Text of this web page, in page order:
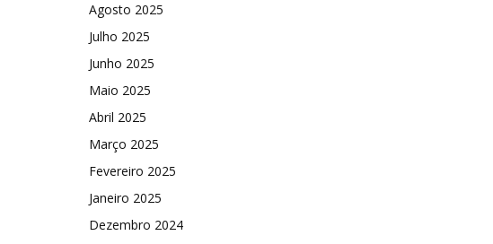
Agosto 2025
Julho 2025
Junho 2025
Maio 2025
Abril 2025
Março 2025
Fevereiro 2025
Janeiro 2025
Dezembro 2024